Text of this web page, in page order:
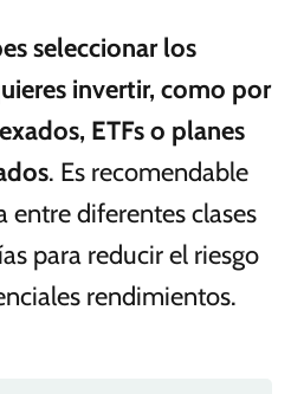
seleccionar los
invertir, como por
ETFs o planes
. Es recomendable
entre diferentes clases
para reducir el riesgo
rendimientos.